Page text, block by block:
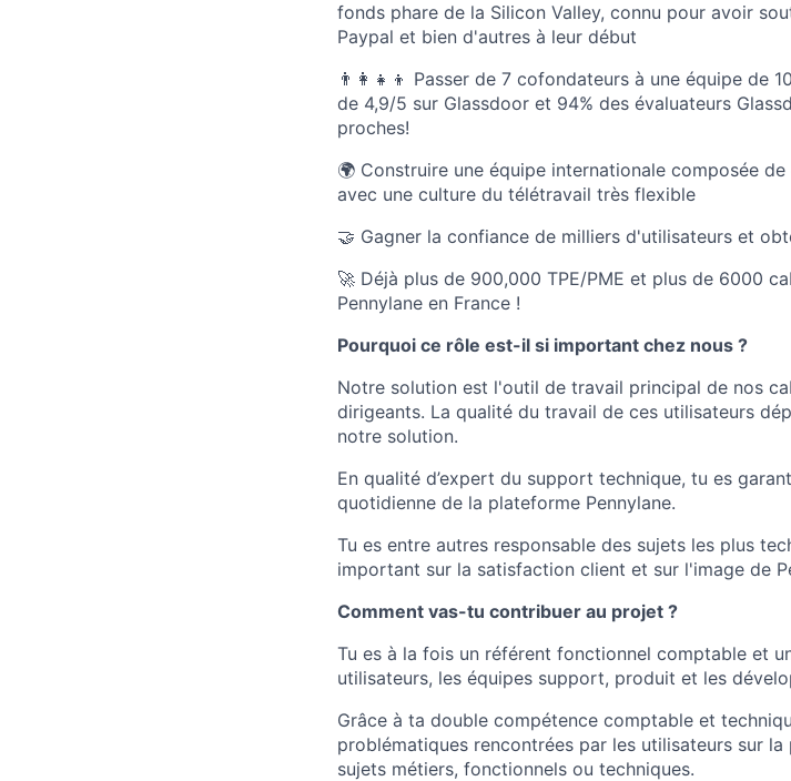
fonds phare de la Silicon Valley, connu pour avoir
Paypal et bien d'autres à leur début
👨‍👩‍👧‍👦 Passer de 7 cofondateurs à une équipe de
de 4,9/5 sur Glassdoor et 94% des évaluateurs
proches!
🌍 Construire une équipe internationale composée
avec une culture du télétravail très flexible
🤝 Gagner la confiance de milliers d'utilisateurs et
🚀 Déjà plus de 900,000 TPE/PME et plus de 6000
Pennylane en France !
Pourquoi ce rôle est-il si important chez nous ?
Notre solution est l'outil de travail principal de nos
dirigeants. La qualité du travail de ces utilisateurs
notre solution.
En qualité d’expert du support technique, tu es
quotidienne de la plateforme Pennylane.
Tu es entre autres responsable des sujets les plus
important sur la satisfaction client et sur l'image de
Comment vas-tu contribuer au projet ?
Tu es à la fois un référent fonctionnel comptable et
utilisateurs, les équipes support, produit et les
Grâce à ta double compétence comptable et
problématiques rencontrées par les utilisateurs sur la
sujets métiers, fonctionnels ou techniques.